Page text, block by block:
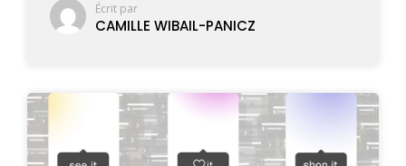
Écrit par
CAMILLE WIBAIL-PANICZ